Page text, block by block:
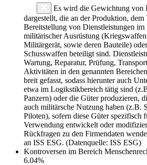
Es wird die Gewichtung von
dargestellt, die an der Produktion, dem
Bereitstellung von Dienstleistungen im
militärischer Ausrüstung
Militärgerät, sowie deren Bauteile)
Schusswaffen beteiligt sind.
Wartung, Reparatur, Prüfung,
Aktivitäten in den genannten
breit gefasst, sodass hierunter auch
etwa im Logikstikbereich tätig sind
Panzern) oder die Güter produzieren,
auch militärsche Nutzung haben (z.B.
Piloten), sofern diese Güter spezifisch
Verwendung entwickelt oder
Rückfragen zu den Firmendaten
an ISS ESG. (Datenquelle: ISS ESG)
Kontroversen im Bereich
6.04%